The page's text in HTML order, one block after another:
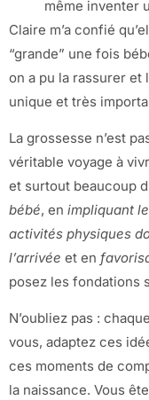
même inventer
Claire m’a confié
“grande” une fois
on a pu la rassurer et
unique et très
La grossesse n’est
véritable voyage à
et surtout beaucoup
bébé, en impliquant
activités physiques
l’arrivée et en
posez les fondations
N’oubliez pas :
vous, adaptez ces
ces moments de
la naissance. Vous